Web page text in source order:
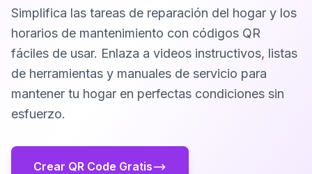
Simplifica las tareas de reparación del hogar y los
horarios de mantenimiento con códigos QR
fáciles de usar. Enlaza a videos instructivos, listas
de herramientas y manuales de servicio para
mantener tu hogar en perfectas condiciones sin
esfuerzo.
Crear QR Code Gratis